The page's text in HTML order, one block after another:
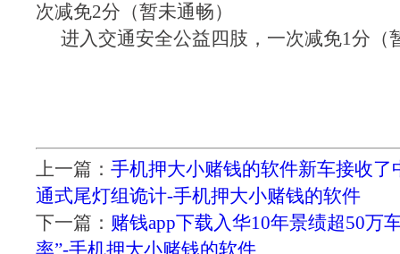
次减免2分（暂未通畅）
进入交通安全公益四肢，一次减免1分（
上一篇： 手机押大小赌钱的软件新车接收了
通式尾灯组诡计-手机押大小赌钱的软件
下一篇： 赌钱app下载入华10年景绩超50万
率”-手机押大小赌钱的软件